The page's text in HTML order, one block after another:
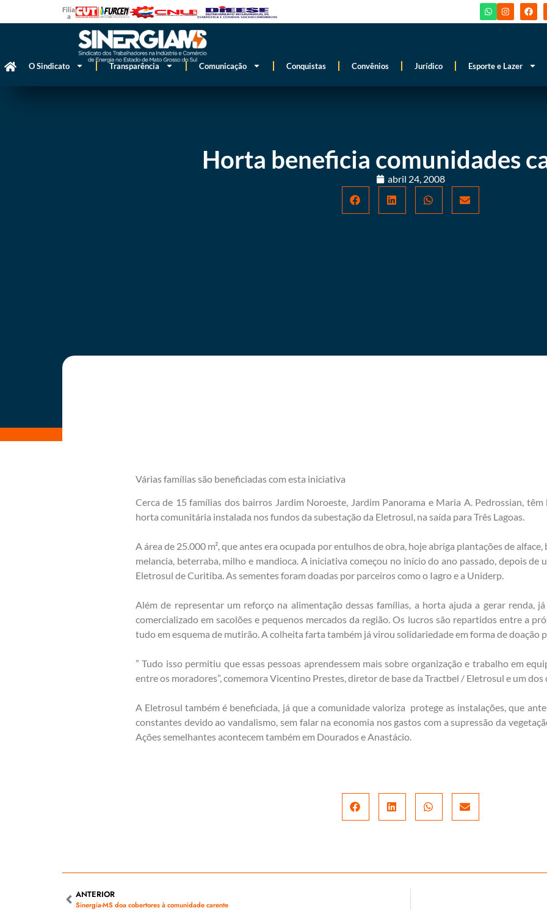
Filiado
a
O Sindicato Transparência Comunicação Conquistas Convênios Jurídico Esporte e Lazer
Horta beneficia comunidades
abril 24, 2008
Várias famílias são beneficiadas com esta iniciativa
Cerca de 15 famílias dos bairros Jardim Noroeste, Jardim Panorama e Maria A. Pedrossian,
horta comunitária instalada nos fundos da subestação da Eletrosul, na saída para Três Lagoas.
A área de 25.000 m², que antes era ocupada por entulhos de obra, hoje abriga plantações de
melancia, beterraba, milho e mandioca. A iniciativa começou no início do ano passado, depois de
Eletrosul de Curitiba. As sementes foram doadas por parceiros como o Iagro e a Uniderp.
Além de representar um reforço na alimentação dessas famílias, a horta ajuda a gerar renda,
comercializado em sacolões e pequenos mercados da região. Os lucros são repartidos entre a
tudo em esquema de mutirão. A colheita farta também já virou solidariedade em forma de doação
” Tudo isso permitiu que essas pessoas aprendessem mais sobre organização e trabalho em
entre os moradores”, comemora Vicentino Prestes, diretor de base da Tractbel / Eletrosul e um
A Eletrosul também é beneficiada, já que a comunidade valoriza protege as instalações, que
constantes devido ao vandalismo, sem falar na economia nos gastos com a supressão da
Ações semelhantes acontecem também em Dourados e Anastácio.
ANTERIOR
Sinergia-MS doa cobertores à comunidade carente